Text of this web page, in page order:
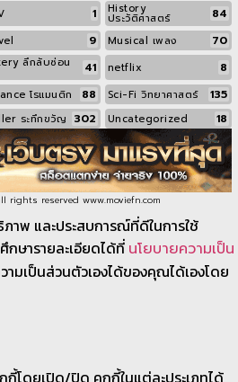
1 History
ประวัติศาสตร์ 84
9 Musical เพลง 70
ลึกลับซ่อน 41 netflix 8
โรแมนติก 88 Sci-Fi วิทยาศาสตร์ 135
ระทึกขวัญ 302 Uncategorized 18
rights reserved www.moviefn.com
าพ และประสบการณ์ที่ดีในการใช้
ษารายละเอียดได้ที่ นโยบายความเป็น
ามเป็นส่วนตัวเองได้ของคุณได้เองโดย
โดยเปิด/ปิด คุกกี้ในแต่ละประเภทได้